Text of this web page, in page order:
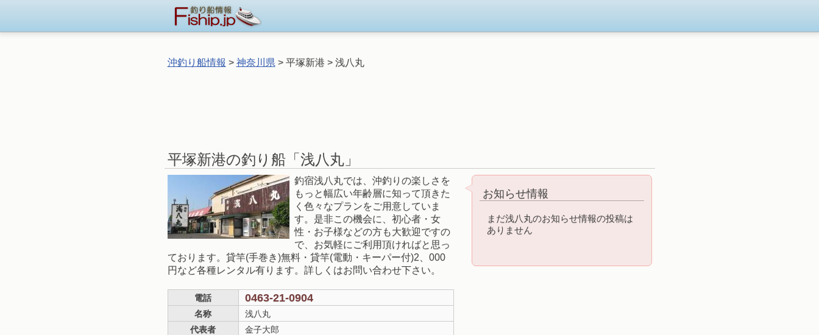
沖釣り船情報 > 神奈川県 > 平塚新港 > 浅八丸
平塚新港の釣り船「浅八丸」
お知らせ情報
まだ浅八丸のお知らせ情報の投稿は
ありません
釣宿浅八丸では、沖釣りの楽しさを
もっと幅広い年齢層に知って頂きた
く色々なプランをご用意していま
す。是非この機会に、初心者・女
性・お子様などの方も大歓迎ですの
で、お気軽にご利用頂ければと思っ
ております。貸竿(手巻き)無料・貸竿(電動・キーパー付)2、000
円など各種レンタル有ります。詳しくはお問い合わせ下さい。
電話 0463-21-0904
名称
浅八丸
代表者
金子大郎